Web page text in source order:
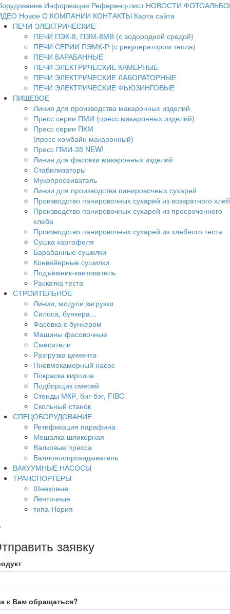
Информация Референц-лист НОВОСТИ
Новое О КОМПАНИИ КОНТАКТЫ Карта сайта
ПЕЧИ ЭЛЕКТРИЧЕСКИЕ
ПЕЧИ ПЭК-8, ПЭМ-8МВ (с водородной средой)
ПЕЧИ СЕРИИ ПЭМК-Р (с рекуператором тепла)
ПЕЧИ БАРАБАННЫЕ
ПЕЧИ ЭЛЕКТРИЧЕСКИЕ КАМЕРНЫЕ
ПЕЧИ ЭЛЕКТРИЧЕСКИЕ ЛАБОРАТОРНЫЕ
ПЕЧИ ЭЛЕКТРИЧЕСКИЕ ФЬЮЗИНГОВЫЕ
ПИЩЕВОЕ
Линия для производства макаронных изделий
Пресс серии ПМИ (пресс макаронных изделий)
Пресс серии ПКМ
(пресс-комбайн макаронный)
Пресс ПМИ-35 NEW!
Линия для фасовки макаронных изделий
Стабилизаторы
Мукопросеиватель
Линии для производства панировочных сухарей
Производство панировочных сухарей из возвратного
Производство панировочных сухарей из просроченного
хлеба
Производство панировочных сухарей из хлебного теста
Сушка картофеля
Барабанные сушилки
Конвейерные сушилки
Подъёмник-кантователь
Раскатка теста
СТРОИТЕЛЬНОЕ
Линии, модули загрузки
Силоса, бункера...
Фасовка с бункером
Машины фасовочные
Смесители
Разгрузка цемента
Пневмокамерный насос
Покраска кирпича
Подборщик смесей
Стенды МКР, биг-бэг, FIBC
Скольный станок
СПЕЦОБОРУДОВАНИЕ
Ретификация парафина
Мешалка шликерная
Валковые пресса
Баллоноопрокидыватель
ВАКУУМНЫЕ НАСОСЫ
ТРАНСПОРТЁРЫ
Шнековые
Ленточные
типа-Нория
заявку
к Вам обращаться?